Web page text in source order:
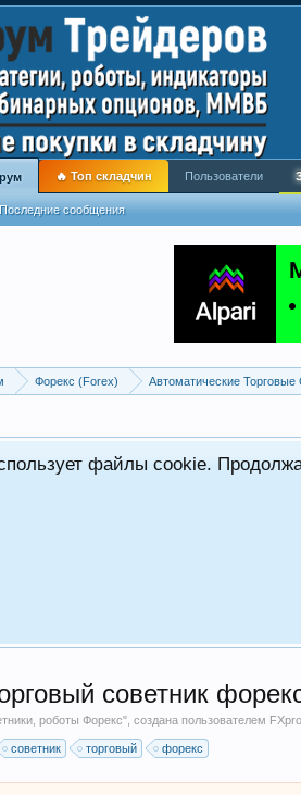
Форекс (Forex) Автоматические
файлы cookie.
советник
роботы Форекс", создана пользователем
советник торговый форекс
Последние сообщения
🔥 Топ складчин Пользователи